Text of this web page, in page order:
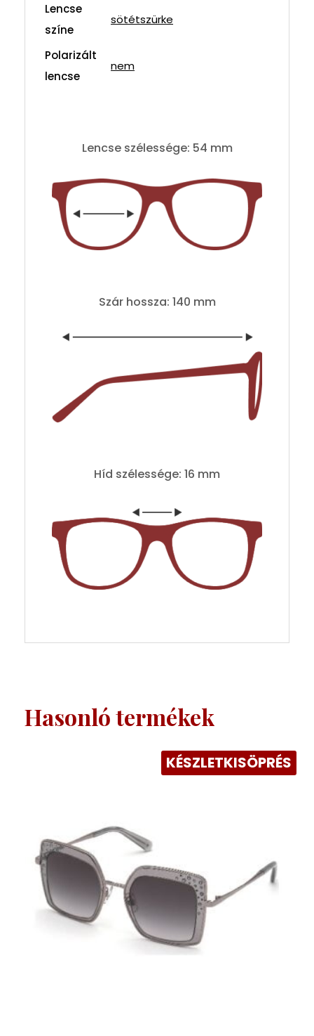
Lencse
színe
sötétszürke
Polarizált
lencse
nem
Lencse szélessége: 54 mm
Szár hossza: 140 mm
Híd szélessége: 16 mm
Hasonló termékek
KÉSZLETKISÖPRÉS